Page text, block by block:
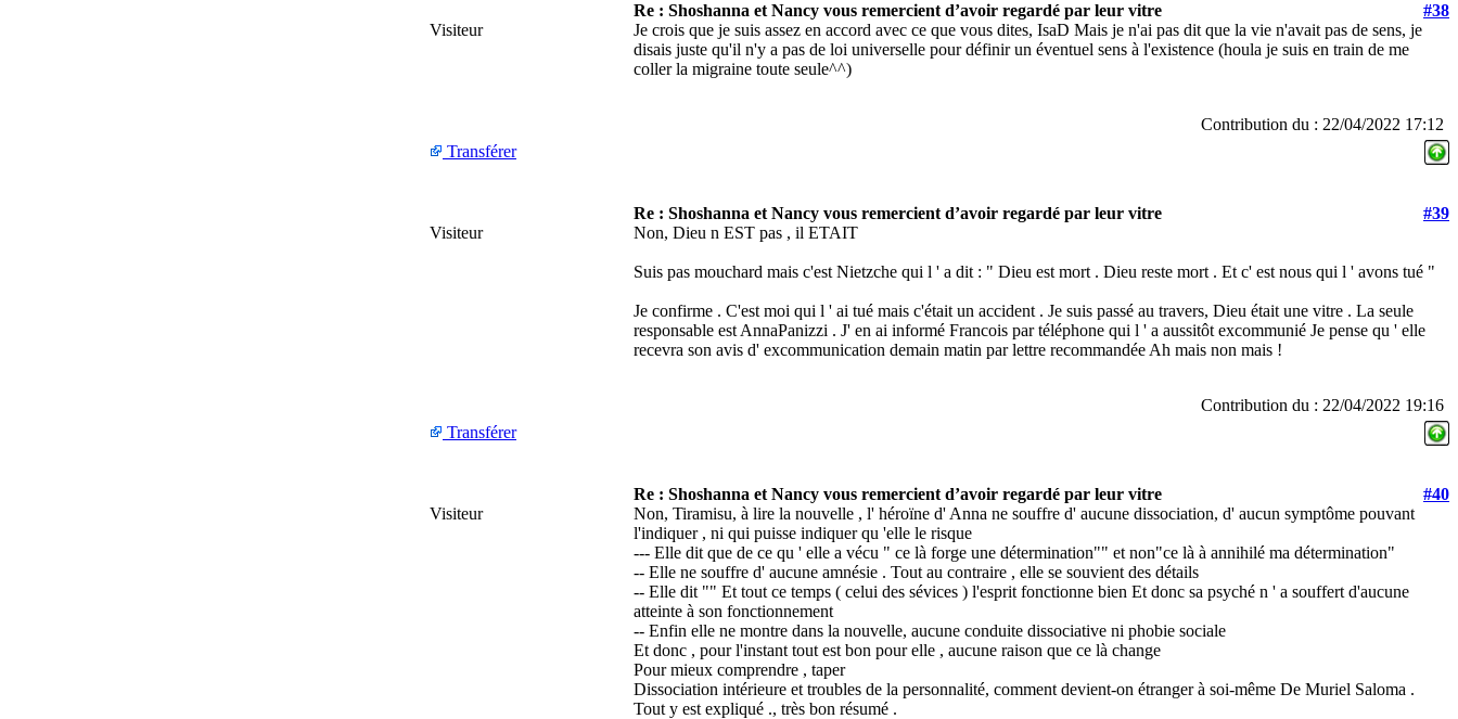
Re : Shoshanna et Nancy vous remercient d’avoir regardé par leur vitre
#38
Visiteur
Je crois que je suis assez en accord avec ce que vous dites, IsaD Mais je n'ai pas dit que la vie n'avait pas de sens, je
disais juste qu'il n'y a pas de loi universelle pour définir un éventuel sens à l'existence (houla je suis en train de me
coller la migraine toute seule^^)
Contribution du : 22/04/2022 17:12
Transférer
Re : Shoshanna et Nancy vous remercient d’avoir regardé par leur vitre
#39
Visiteur
Non, Dieu n EST pas , il ETAIT
Suis pas mouchard mais c'est Nietzche qui l ' a dit : " Dieu est mort . Dieu reste mort . Et c' est nous qui l ' avons tué "
Je confirme . C'est moi qui l ' ai tué mais c'était un accident . Je suis passé au travers, Dieu était une vitre . La seule
responsable est AnnaPanizzi . J' en ai informé Francois par téléphone qui l ' a aussitôt excommunié Je pense qu ' elle
recevra son avis d' excommunication demain matin par lettre recommandée Ah mais non mais !
Contribution du : 22/04/2022 19:16
Transférer
Re : Shoshanna et Nancy vous remercient d’avoir regardé par leur vitre
#40
Visiteur
Non, Tiramisu, à lire la nouvelle , l' héroïne d' Anna ne souffre d' aucune dissociation, d' aucun symptôme pouvant
l'indiquer , ni qui puisse indiquer qu 'elle le risque
--- Elle dit que de ce qu ' elle a vécu " ce là forge une détermination"" et non"ce là à annihilé ma détermination"
-- Elle ne souffre d' aucune amnésie . Tout au contraire , elle se souvient des détails
-- Elle dit "" Et tout ce temps ( celui des sévices ) l'esprit fonctionne bien Et donc sa psyché n ' a souffert d'aucune
atteinte à son fonctionnement
-- Enfin elle ne montre dans la nouvelle, aucune conduite dissociative ni phobie sociale
Et donc , pour l'instant tout est bon pour elle , aucune raison que ce là change
Pour mieux comprendre , taper
Dissociation intérieure et troubles de la personnalité, comment devient-on étranger à soi-même De Muriel Saloma .
Tout y est expliqué ., très bon résumé .